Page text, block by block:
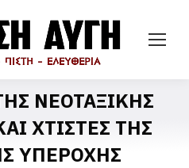
ΝΕΟΤΑΞΙΚΗΣ
ΧΤΙΣΤΕΣ ΤΗΣ
ΥΠΕΡΟΧΗΣ